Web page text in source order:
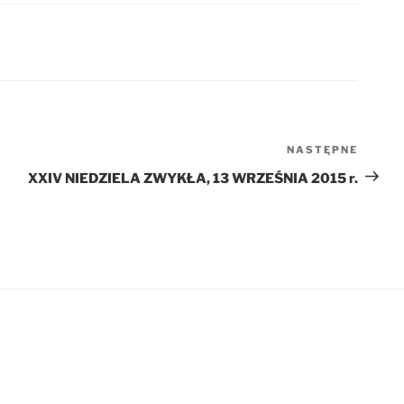
wpis
NASTĘPNE
XXIV NIEDZIELA ZWYKŁA, 13 WRZEŚNIA 2015 r.